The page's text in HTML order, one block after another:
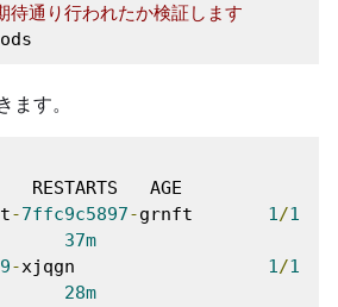
待通り行われたか検証します
ます。
RESTARTS   AGE
-7ffc9c5897-grnft 1/1
37m
-xjqgn 1/1
28m